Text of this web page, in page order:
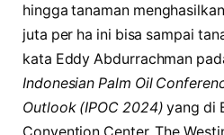
hingga tanaman
juta per ha ini bisa sampai
kata Eddy Abdurrachman
Indonesian Palm Oil
Outlook (IPOC 2024) yang di